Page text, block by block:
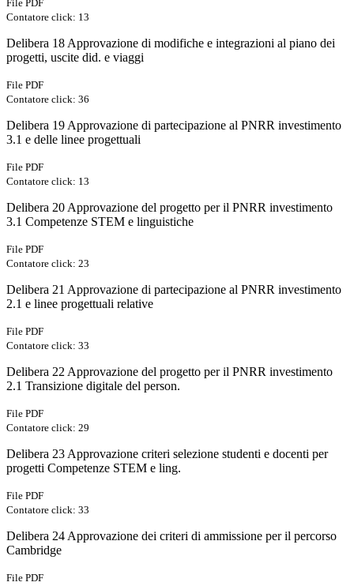
File PDF
Contatore click: 13
Delibera 18 Approvazione di modifiche e integrazioni al piano dei
progetti, uscite did. e viaggi
File PDF
Contatore click: 36
Delibera 19 Approvazione di partecipazione al PNRR investimento
3.1 e delle linee progettuali
File PDF
Contatore click: 13
Delibera 20 Approvazione del progetto per il PNRR investimento
3.1 Competenze STEM e linguistiche
File PDF
Contatore click: 23
Delibera 21 Approvazione di partecipazione al PNRR investimento
2.1 e linee progettuali relative
File PDF
Contatore click: 33
Delibera 22 Approvazione del progetto per il PNRR investimento
2.1 Transizione digitale del person.
File PDF
Contatore click: 29
Delibera 23 Approvazione criteri selezione studenti e docenti per
progetti Competenze STEM e ling.
File PDF
Contatore click: 33
Delibera 24 Approvazione dei criteri di ammissione per il percorso
Cambridge
File PDF